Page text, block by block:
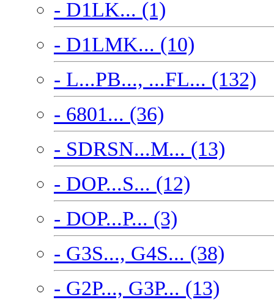
- D1LK... (1)
- D1LMK... (10)
- L...PB..., ...FL... (132)
- 6801... (36)
- SDRSN...M... (13)
- DOP...S... (12)
- DOP...P... (3)
- G3S..., G4S... (38)
- G2P..., G3P... (13)